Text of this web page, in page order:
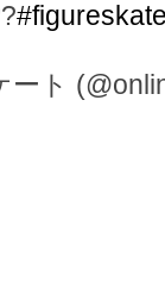
ト